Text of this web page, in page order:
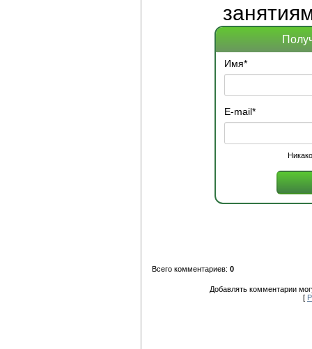
Имя*
E-mail*
Всего комментариев: 0
Добавлять комментарии
[